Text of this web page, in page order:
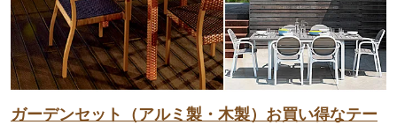
ガーデンセット（アルミ製・木製）お買い得なテー